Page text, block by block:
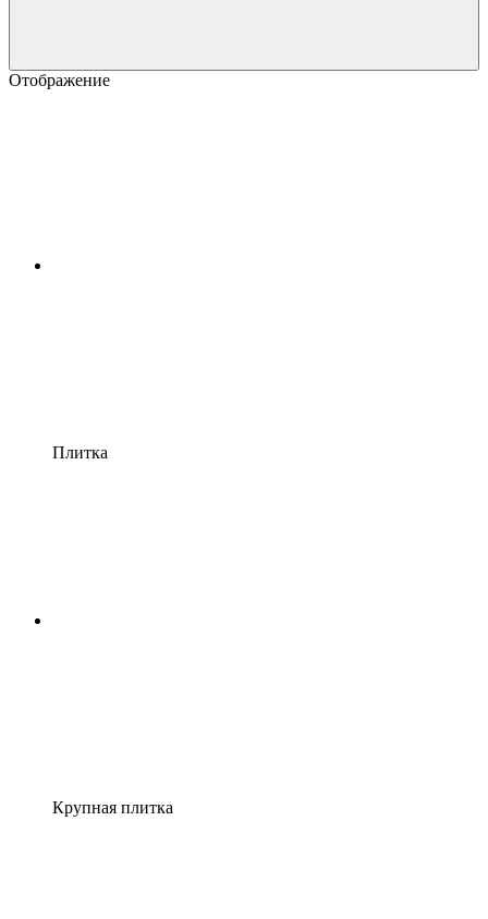
Отображение
Плитка
Крупная плитка